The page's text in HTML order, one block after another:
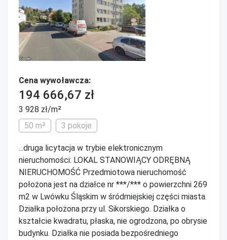
Cena wywoławcza:
194 666,67 zł
3 928 zł/m²
50 m²
3 pokoje
...druga licytacja w trybie elektronicznym
nieruchomości: LOKAL STANOWIĄCY ODRĘBNĄ
NIERUCHOMOŚĆ Przedmiotowa nieruchomość
położona jest na działce nr ***/*** o powierzchni 269
m2 w Lwówku Śląskim w śródmiejskiej części miasta.
Działka położona przy ul. Sikorskiego. Działka o
kształcie kwadratu, płaska, nie ogrodzona, po obrysie
budynku. Działka nie posiada bezpośredniego